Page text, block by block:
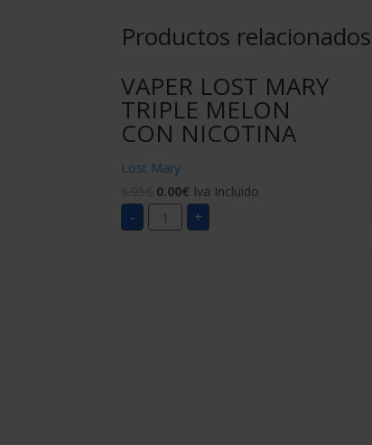
Productos relacionados
VAPER LOST MARY
TRIPLE MELON
CON NICOTINA
Lost Mary
0.00€ Iva Incluido
- VAPER
LOST
MARY
+